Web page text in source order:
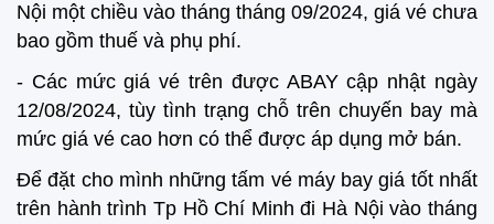
Nội một chiều vào tháng tháng 09/2024, giá vé chưa
bao gồm thuế và phụ phí.
- Các mức giá vé trên được ABAY cập nhật ngày
12/08/2024, tùy tình trạng chỗ trên chuyến bay mà
mức giá vé cao hơn có thể được áp dụng mở bán.
Để đặt cho mình những tấm vé máy bay giá tốt nhất
trên hành trình Tp Hồ Chí Minh đi Hà Nội vào tháng